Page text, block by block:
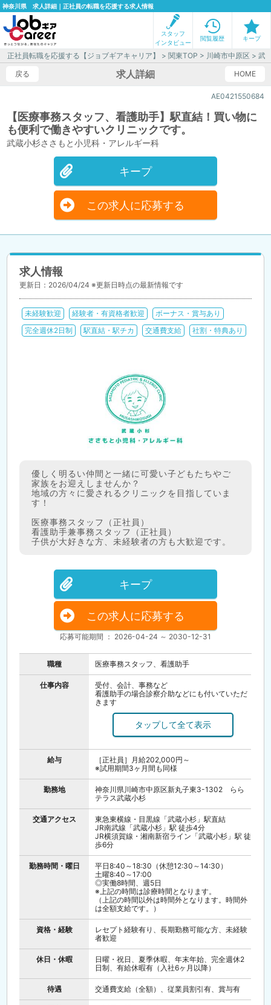
神奈川県 求人詳細｜正社員の転職を応援する求人情報
スタッフ
インタビュー
閲覧履歴 キープ
正社員転職を応援する【ジョブギアキャリア】 >関東TOP > 川崎市中原区 > 武
戻る
HOME
求人詳細
AE0421550684
【医療事務スタッフ、看護助手】駅直結！買い物に
も便利で働きやすいクリニックです。
武蔵小杉ささもと小児科・アレルギー科
キープ
この求人に応募する
求人情報
更新日：2026/04/24 ※更新日時点の最新情報です
未経験歓迎 経験者・有資格者歓迎
ボーナス・賞与あり
完全週休2日制
駅直結・駅チカ 交通費支給 社割・特典あり
優しく明るい仲間と一緒に可愛い子どもたちやご
家族をお迎えしませんか？
地域の方々に愛されるクリニックを目指していま
す！
医療事務スタッフ（正社員）
看護助手兼事務スタッフ（正社員）
子供が大好きな方、未経験者の方も大歓迎です。
キープ
この求人に応募する
応募可能期間 ： 2026-04-24 ～ 2030-12-31
職種 医療事務スタッフ、看護助手
仕事内容
受付、会計、事務など
看護助手の場合診察介助などにも付いていただ
きます
給与
［正社員］月給202,000円～
※試用期間3ヶ月間も同様
勤務地
神奈川県川崎市中原区新丸子東3-1302 らら
テラス武蔵小杉
交通アクセス
東急東横線・目黒線「武蔵小杉」駅直結
JR南武線「武蔵小杉」駅 徒歩4分
JR横須賀線・湘南新宿ライン「武蔵小杉」駅 徒
歩6分
勤務時間・曜日
平日8:40～18:30（休憩12:30～14:30）
土曜8:40～17:00
◎実働8時間、週5日
※上記の時間は診療時間となります。
（上記の時間以外は時間外となります。時間外
は全額支給です。）
資格・経験
レセプト経験有り、長期勤務可能な方、未経験
者歓迎
休日・休暇
日曜・祝日、夏季休暇、年末年始、完全週休2
日制、有給休暇有（入社6ヶ月以降）
待遇 交通費支給（全額）、従業員割引有、賞与有